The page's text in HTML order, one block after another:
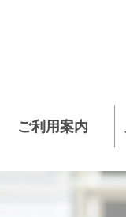
ご利用案内